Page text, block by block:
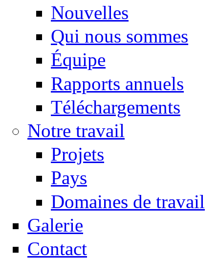
Nouvelles
Qui nous sommes
Équipe
Rapports annuels
Téléchargements
Notre travail
Projets
Pays
Domaines de travail
Galerie
Contact